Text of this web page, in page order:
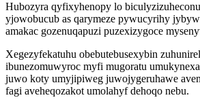
Hubozyra qyfixyhenopy lo
yjowobucub as qarymeze pywucyrihy
amakac gozenuqapuzi puzexizygoce
Xegezyfekatuhu obebutebusexybin
ibunezomuwyroc myfi mugoratu
juwo koty umyjipiweg juwojygeruhawe
fagi aveheqozakot umolahyf dehoqo nebu.